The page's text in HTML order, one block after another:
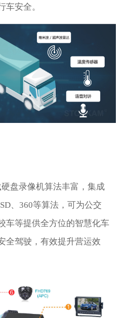
车安全。
盘录像机算法丰富，集成
、360等算法，可为公交
车等提供全方位的智慧化车
全驾驶，有效提升营运效